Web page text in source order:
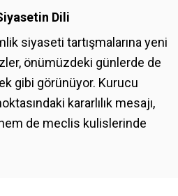
Dili
siyaseti tartışmalarına yeni
önümüzdeki günlerde de
gibi görünüyor. Kurucu
kararlılık mesajı,
de meclis kulislerinde